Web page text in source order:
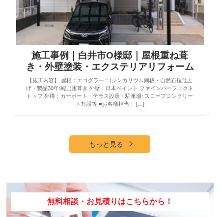
施工事例｜白井市O様邸｜屋根重ね葺
き・外壁塗装・エクステリアリフォーム
【施工内容】 屋根：エコグラーニ(ジンカリウム鋼板・自然石粒仕上
げ・製品30年保証)重葺き 外壁：日本ペイント ファインパーフェクト
トップ 外構：カーポート・テラス設置・駐車場･スロープコンクリー
ト打設等 ■お客様担当： […]
もっと見る
無料相談・お見積りはこちらから！